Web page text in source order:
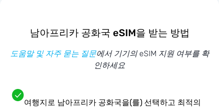
남아프리카 공화국 eSIM을 받는 방법
도움말 및 자주 묻는 질문에서 기기의 eSIM 지원 여부를 확
인하세요
여행지로 남아프리카 공화국을(를) 선택하고 최적의